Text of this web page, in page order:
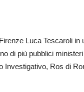
Luca Tescaroli in
di più pubblici
Investigativo, Ros di